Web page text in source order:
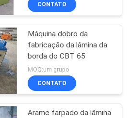
CONTATO
Máquina dobro da
fabricação da lâmina da
borda do CBT 65
MOQ:um grupo
CONTATO
Arame farpado da lâmina